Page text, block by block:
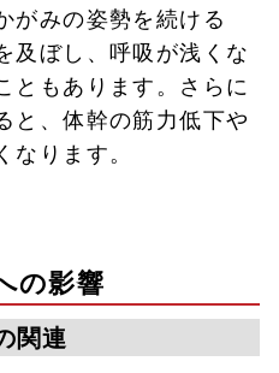
がみの姿勢を続ける
及ぼし、呼吸が浅くな
ともあります。さらに
と、体幹の筋力低下や
ります。
の影響
関連